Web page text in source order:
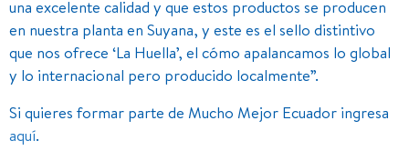
una excelente calidad y que estos productos se producen
en nuestra planta en Suyana, y este es el sello distintivo
que nos ofrece ‘La Huella’, el cómo apalancamos lo global
y lo internacional pero producido localmente”.
Si quieres formar parte de Mucho Mejor Ecuador ingresa
aquí.